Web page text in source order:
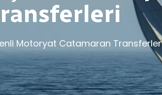
Motoryat Catamaran